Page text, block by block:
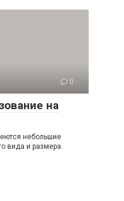
0
на
небольшие
вида и размера.